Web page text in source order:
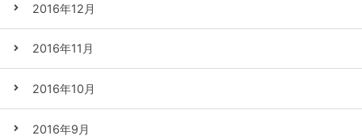
2016年12月
2016年11月
2016年10月
2016年9月